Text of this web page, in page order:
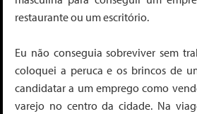
restaurante ou um escritório.
Eu não conseguia sobreviver sem
coloquei a peruca e os brincos de
candidatar a um emprego como
varejo no centro da cidade. Na